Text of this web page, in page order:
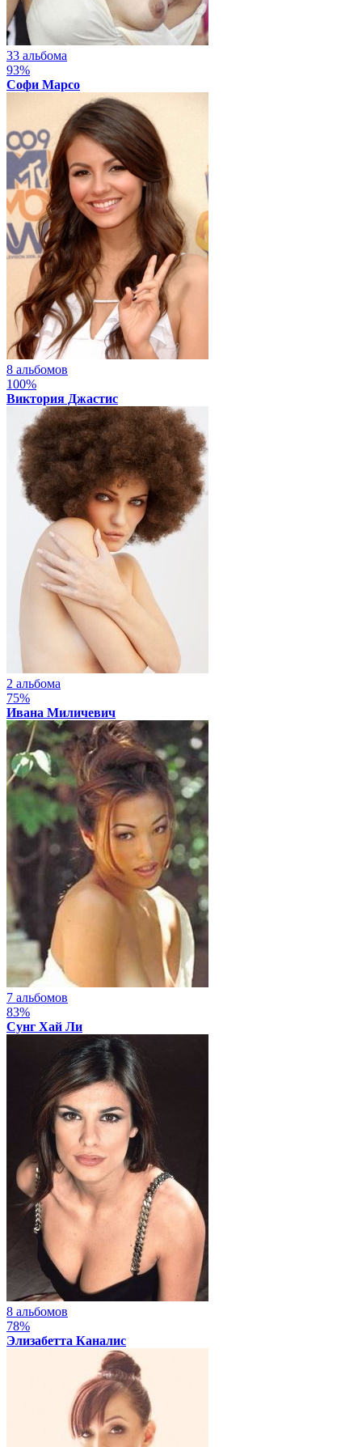
33 альбома
93%
Софи Марсо
8 альбомов
100%
Виктория Джастис
2 альбома
75%
Ивана Миличевич
7 альбомов
83%
Сунг Хай Ли
8 альбомов
78%
Элизабетта Каналис